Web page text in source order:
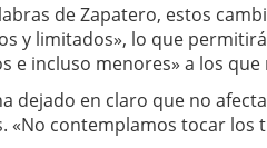
de Zapatero, estos
y limitados», lo que
e incluso menores» a los
dejado en claro que no
«No contemplamos tocar los